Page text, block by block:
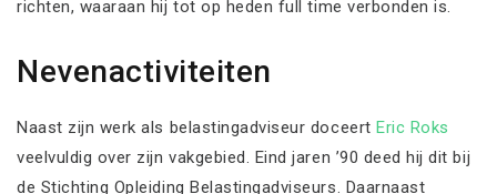
richten, waaraan hij tot op heden full time verbonden is.
Nevenactiviteiten
Naast zijn werk als belastingadviseur doceertEric Roks
veelvuldig over zijn vakgebied. Eind jaren ’90 deed hij dit bij
de Stichting Opleiding Belastingadviseurs. Daarnaast